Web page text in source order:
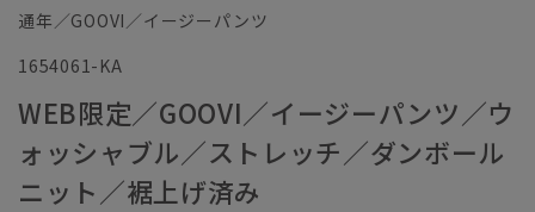
通年／GOOVI／イージーパンツ
1654061-KA
WEB限定／GOOVI／イージーパンツ／ウ
ォッシャブル／ストレッチ／ダンボール
ニット／裾上げ済み